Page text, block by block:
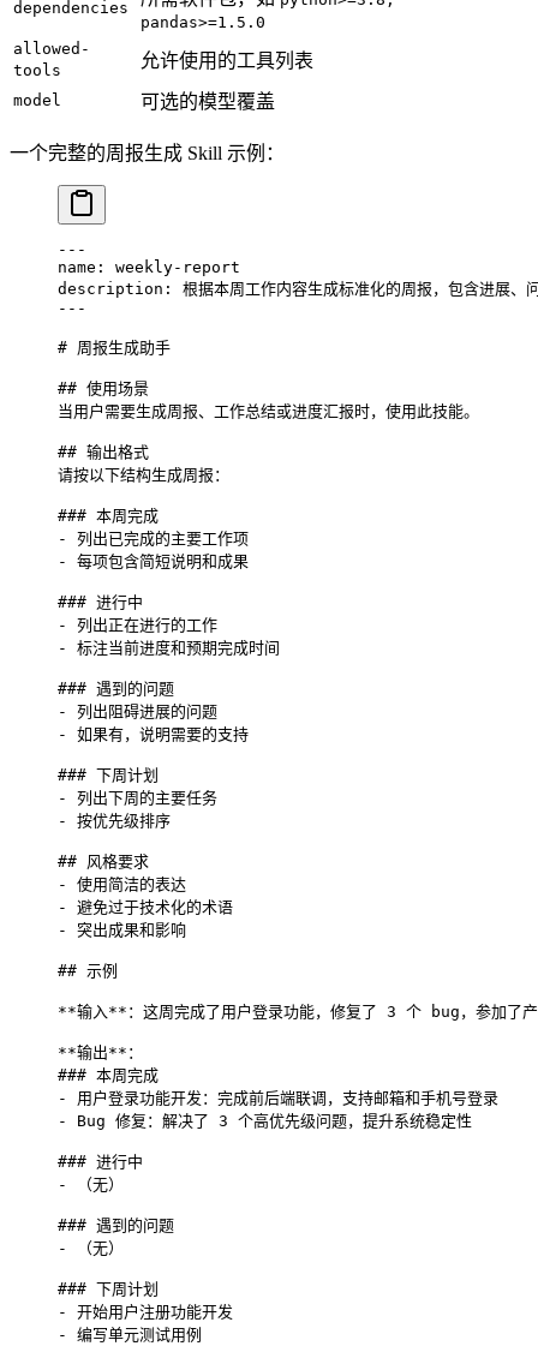
dependencies
pandas>=1.5.0
allowed-
tools
允许使用的工具列表
model 可选的模型覆盖
一个完整的周报生成 Skill 示例：
---
name : weekly-report
description : 根据本周工作内容生成标准化的周报，包含进展、
---
# 周报生成助手
## 使用场景
当用户需要生成周报、工作总结或进度汇报时，使用此技能。
## 输出格式
请按以下结构生成周报：
### 本周完成
- 列出已完成的主要工作项
- 每项包含简短说明和成果
### 进行中
- 列出正在进行的工作
- 标注当前进度和预期完成时间
### 遇到的问题
- 列出阻碍进展的问题
- 如果有，说明需要的支持
### 下周计划
- 列出下周的主要任务
- 按优先级排序
## 风格要求
- 使用简洁的表达
- 避免过于技术化的术语
- 突出成果和影响
## 示例
**输入**：这周完成了用户登录功能，修复了 3 个 bug，参加了产
**输出**：
### 本周完成
- 用户登录功能开发：完成前后端联调，支持邮箱和手机号登录
- Bug 修复：解决了 3 个高优先级问题，提升系统稳定性
### 进行中
-
（无）
### 遇到的问题
-
（无）
### 下周计划
- 开始用户注册功能开发
- 编写单元测试用例